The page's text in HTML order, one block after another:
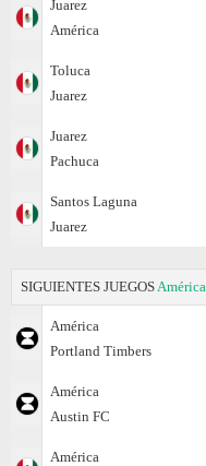
Juаrez
América
Toluca
Juаrez
Juаrez
Pachuca
Santos Laguna
Juаrez
SIGUIENTES JUEGOS América
América
Portland Timbers
América
Austin FC
América